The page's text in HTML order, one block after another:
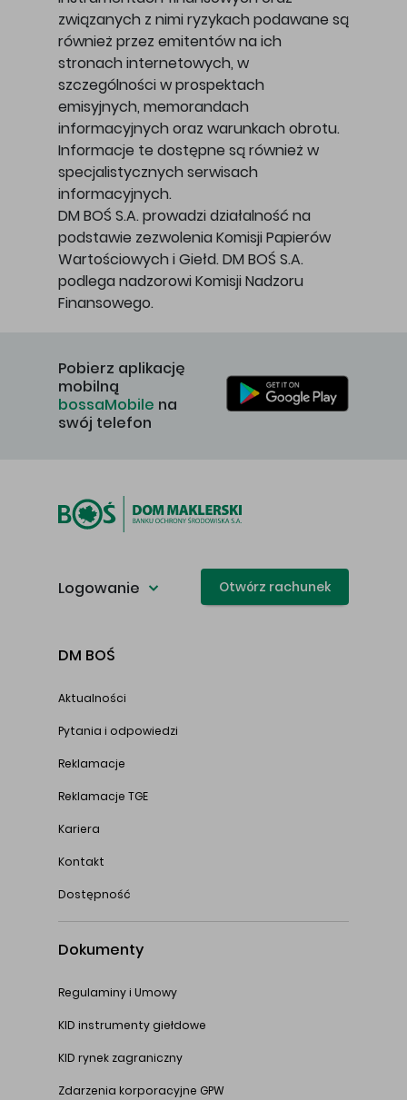
związanych z nimi ryzykach podawane są
również przez emitentów na ich
stronach internetowych, w
szczególności w prospektach
emisyjnych, memorandach
informacyjnych oraz warunkach obrotu.
Informacje te dostępne są również w
specjalistycznych serwisach
informacyjnych.
DM BOŚ S.A. prowadzi działalność na
podstawie zezwolenia Komisji Papierów
Wartościowych i Giełd. DM BOŚ S.A.
podlega nadzorowi Komisji Nadzoru
Finansowego.
Pobierz aplikację
mobilną
bossaMobile na
swój telefon
Logowanie Otwórz rachunek
DM BOŚ
Aktualności
Pytania i odpowiedzi
Reklamacje
Reklamacje TGE
Kariera
Kontakt
Dostępność
Dokumenty
Regulaminy i Umowy
KID instrumenty giełdowe
KID rynek zagraniczny
Zdarzenia korporacyjne GPW